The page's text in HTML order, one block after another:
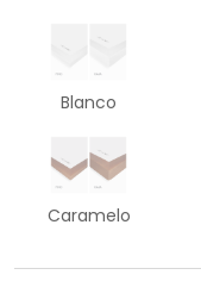
Blanco
Caramelo